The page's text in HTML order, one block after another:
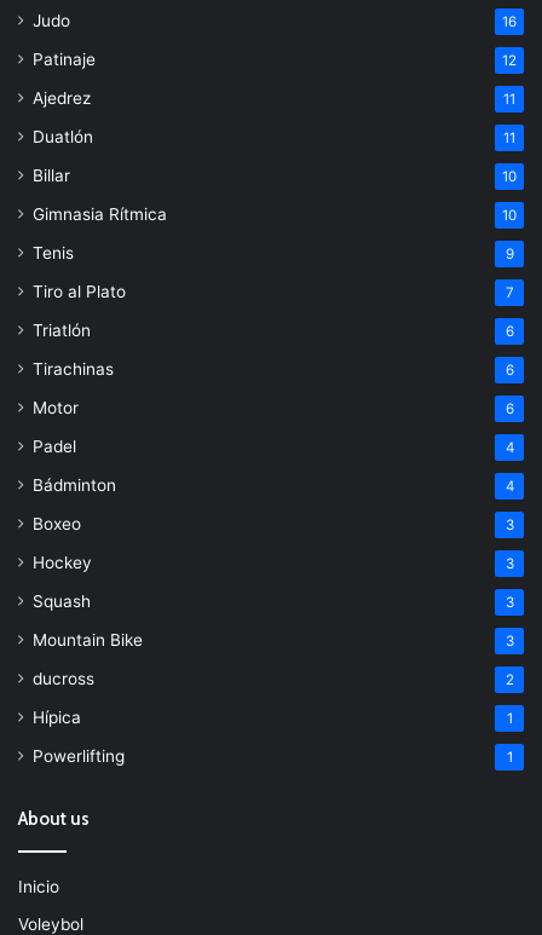
Judo 16
Patinaje 12
Ajedrez 11
Duatlón 11
Billar 10
Gimnasia Rítmica 10
Tenis 9
Tiro al Plato 7
Triatlón 6
Tirachinas 6
Motor 6
Padel 4
Bádminton 4
Boxeo 3
Hockey 3
Squash 3
Mountain Bike 3
ducross 2
Hípica 1
Powerlifting 1
About us
Inicio
Voleybol